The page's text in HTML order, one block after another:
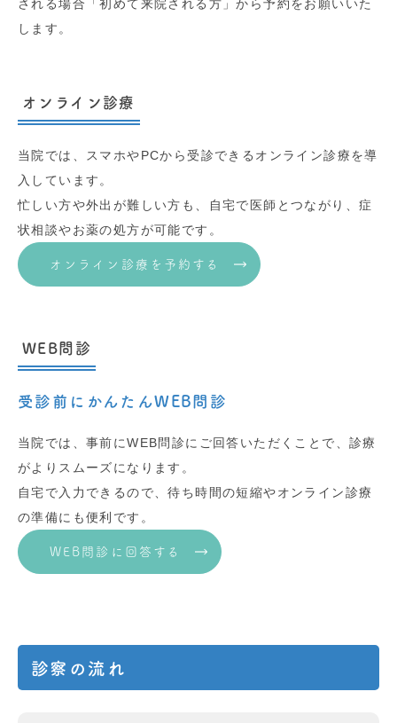
される場合「初めて来院される方」から予約をお願いいた
します。
オンライン診療
当院では、スマホやPCから受診できるオンライン診療を導
入しています。
忙しい方や外出が難しい方も、自宅で医師とつながり、症
状相談やお薬の処方が可能です。
オンライン診療を予約する
WEB問診
受診前にかんたんWEB問診
当院では、事前にWEB問診にご回答いただくことで、診療
がよりスムーズになります。
自宅で入力できるので、待ち時間の短縮やオンライン診療
の準備にも便利です。
WEB問診に回答する
診察の流れ